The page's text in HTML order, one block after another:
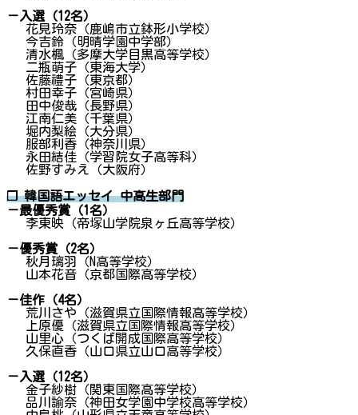
－入選（12名）
花見玲奈（鹿嶋市立鉢形小学校）
今吉鈴（明晴学園中学部）
清水楓（多摩大学目黒高等学校）
二瓶萌子（東海大学）
佐藤禮子（東京都）
村田幸子（宮崎県）
田中俊哉（長野県）
江南仁美（千葉県）
堀内梨絵（大分県）
服部利香（神奈川県）
永田結佳（学習院女子高等科）
佐野すみえ（大阪府）
❐ 韓国語エッセイ 中高生部門
－最優秀賞（1名）
李東映（帝塚山学院泉ヶ丘高等学校）
－優秀賞（2名）
秋月璃羽（N高等学校）
山本花音（京都国際高等学校）
－佳作（4名）
荒川さや（滋賀県立国際情報高等学校）
上原優（滋賀県立国際情報高等学校）
山里心（つくば開成国際高等学校）
久保直香（山口県立山口高等学校）
－入選（12名）
金子紗樹（関東国際高等学校）
品川諭奈（神田女学園中学校高等学校）